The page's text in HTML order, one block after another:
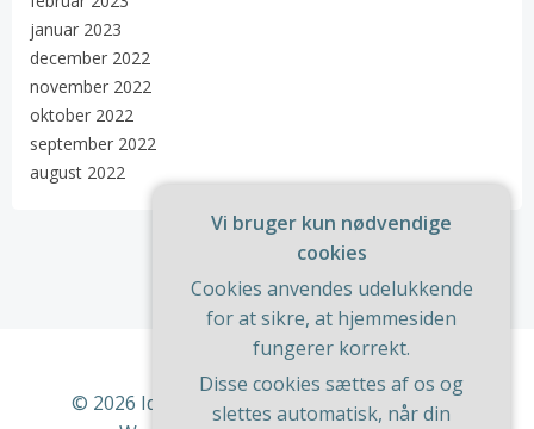
januar 2023
december 2022
november 2022
oktober 2022
september 2022
august 2022
© 2026 Ideer Til Huset. Bygget ved at bruge
Vi bruger kun nødvendige
cookies
Cookies anvendes udelukkende
for at sikre, at hjemmesiden
fungerer korrekt.
Disse cookies sættes af os og
slettes automatisk, når din